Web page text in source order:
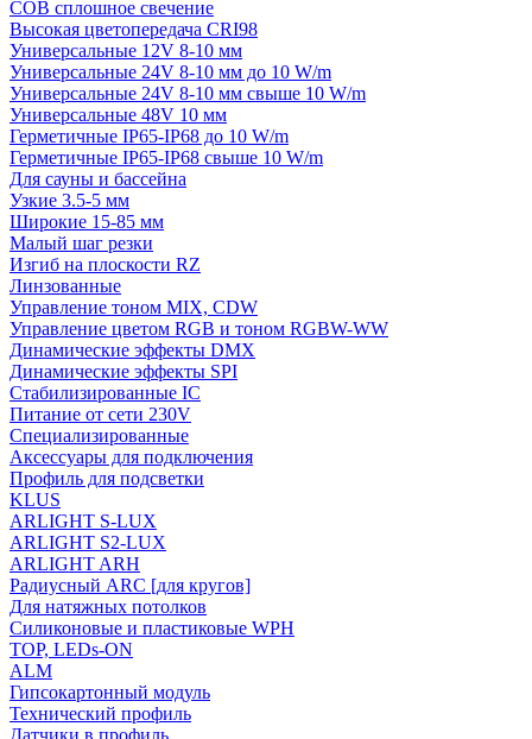
COB сплошное свечение
Высокая цветопередача CRI98
Универсальные 12V 8-10 мм
Универсальные 24V 8-10 мм до 10 W/m
Универсальные 24V 8-10 мм свыше 10 W/m
Универсальные 48V 10 мм
Герметичные IP65-IP68 до 10 W/m
Герметичные IP65-IP68 свыше 10 W/m
Для сауны и бассейна
Узкие 3.5-5 мм
Широкие 15-85 мм
Малый шаг резки
Изгиб на плоскости RZ
Линзованные
Управление тоном MIX, CDW
Управление цветом RGB и тоном RGBW-WW
Динамические эффекты DMX
Динамические эффекты SPI
Стабилизированные IC
Питание от сети 230V
Специализированные
Аксессуары для подключения
Профиль для подсветки
KLUS
ARLIGHT S-LUX
ARLIGHT S2-LUX
ARLIGHT ARH
Радиусный ARC [для кругов]
Для натяжных потолков
Силиконовые и пластиковые WPH
TOP, LEDs-ON
ALM
Гипсокартонный модуль
Технический профиль
Датчики в профиль